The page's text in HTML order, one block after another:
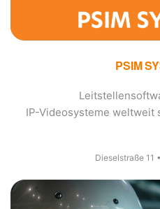
PSIM
IP-Videosysteme weltweit
Dieselstraße 11